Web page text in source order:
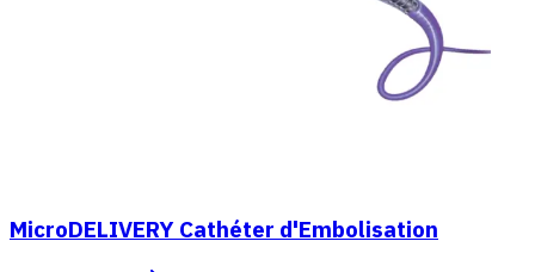
MicroDELIVERY Cathéter d'Embolisation